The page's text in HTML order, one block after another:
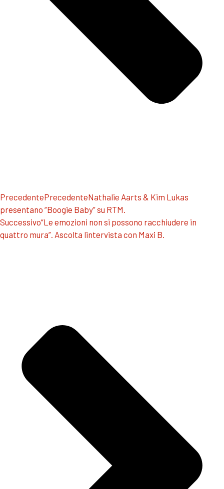
PrecedentePrecedenteNathalie Aarts & Kim Lukas
presentano “Boogie Baby” su RTM.
Successivo“Le emozioni non si possono racchiudere in
quattro mura”. Ascolta lintervista con Maxi B.